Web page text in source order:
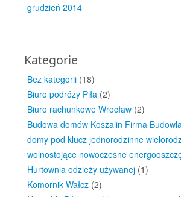
grudzień 2014
Kategorie
Bez kategorii (18)
Biuro podróży Piła (2)
Biuro rachunkowe Wrocław (2)
Budowa domów Koszalin Firma
domy pod klucz jednorodzinne
wolnostojące nowoczesne
Hurtownia odzieży używanej (1)
Komornik Wałcz (2)